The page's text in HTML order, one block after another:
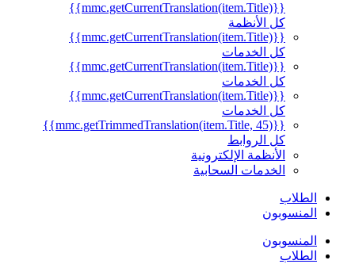
{{mmc.getCurrentTranslation(item.Title)}}
كل الأنظمة
{{mmc.getCurrentTranslation(item.Title)}}
كل الخدمات
{{mmc.getCurrentTranslation(item.Title)}}
كل الخدمات
{{mmc.getCurrentTranslation(item.Title)}}
كل الخدمات
{{mmc.getTrimmedTranslation(item.Title, 45)}}
كل الروابط
الأنظمة الإلكترونية
الخدمات السحابية
الطلاب
المنسوبون
المنسوبون
الطلاب